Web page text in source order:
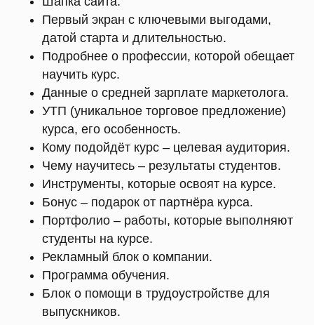
Первый экран с ключевыми выгодами,
датой старта и длительностью.
Подробнее о профессии, которой обещает
научить курс.
Данные о средней зарплате маркетолога.
УТП (уникальное торговое предложение)
курса, его особенность.
Кому подойдёт курс – целевая аудитория.
Чему научитесь – результаты студентов.
Инструменты, которые освоят на курсе.
Бонус – подарок от партнёра курса.
Портфолио – работы, которые выполняют
студенты на курсе.
Рекламный блок о компании.
Программа обучения.
Блок о помощи в трудоустройстве для
выпускников.